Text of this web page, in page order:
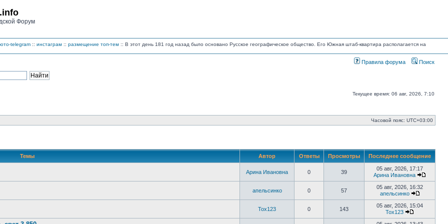
Форум
telegram :: инстаграм :: размещение топ-тем :: В этот день 181 год назад было основано Русское географическое общество. Его Южная штаб-квартира располагается на
Правила форума Поиск
Текущее время: 06 авг, 2026, 7:10
Часовой пояс: UTC+03:00
Темы Автор Ответы Просмотры Последнее сообщение
Арина Ивановна 0 39
05 авг, 2026, 17:17
Арина Ивановна
Перейти
апельсинко 0 57
05 авг, 2026, 16:32
апельсинко
Перейти
к
Tox123 0 143
05 авг, 2026, 15:04
Tox123
Перейти